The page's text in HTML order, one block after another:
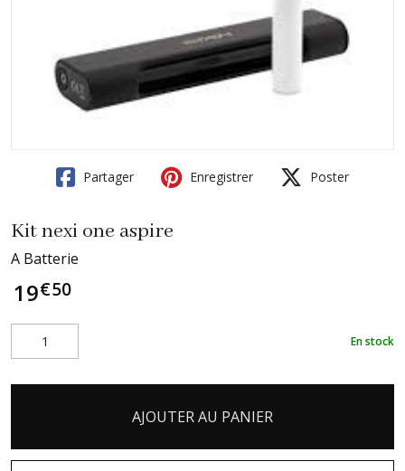
Partager Enregistrer Poster
Kit nexi one aspire
A Batterie
19€50
En stock
AJOUTER AU PANIER